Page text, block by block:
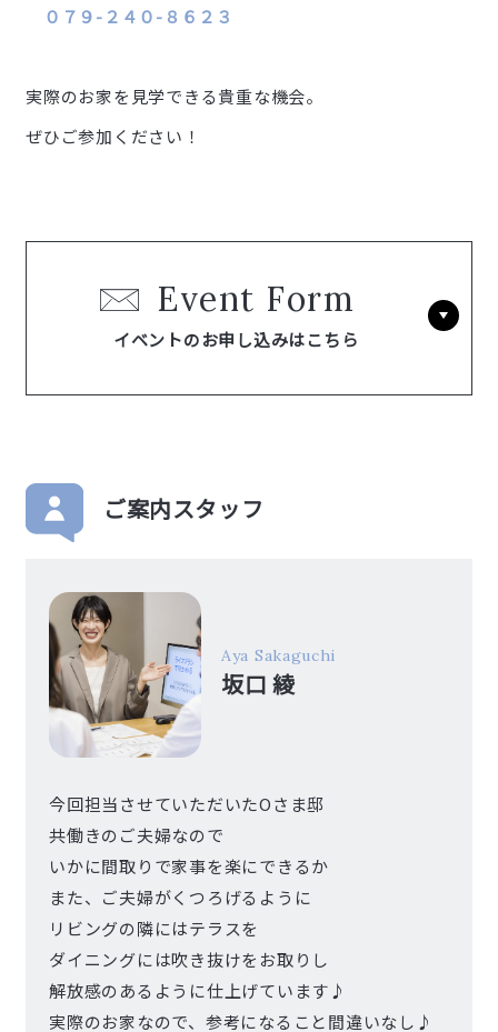
０７９-２４０-８６２３
実際のお家を見学できる貴重な機会。
ぜひご参加ください！
Event Form
イベントのお申し込みはこちら
ご案内スタッフ
Aya Sakaguchi
坂口 綾
今回担当させていただいたOさま邸
共働きのご夫婦なので
いかに間取りで家事を楽にできるか
また、ご夫婦がくつろげるように
リビングの隣にはテラスを
ダイニングには吹き抜けをお取りし
解放感のあるように仕上げています♪
実際のお家なので、参考になること間違いなし♪